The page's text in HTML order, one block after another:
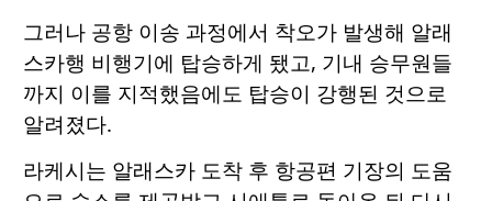
그러나 공항 이송 과정에서 착오가 발생해 알래
스카행 비행기에 탑승하게 됐고, 기내 승무원들
까지 이를 지적했음에도 탑승이 강행된 것으로
알려졌다.
라케시는 알래스카 도착 후 항공편 기장의 도움